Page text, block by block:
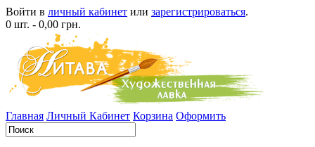
Войти в личный кабинет или зарегистрироваться.
0 шт. - 0,00 грн.
Главная Личный Кабинет Корзина Оформить